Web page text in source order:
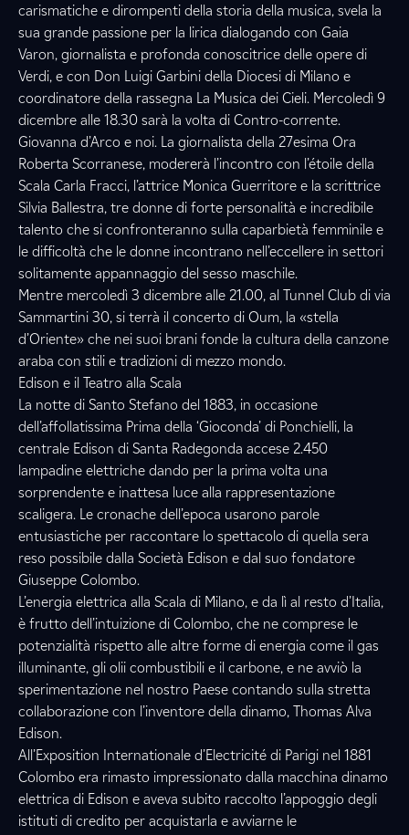
carismatiche e dirompenti della storia della musica, svela la
sua grande passione per la lirica dialogando con Gaia
Varon, giornalista e profonda conoscitrice delle opere di
Verdi, e con Don Luigi Garbini della Diocesi di Milano e
coordinatore della rassegna La Musica dei Cieli. Mercoledì 9
dicembre alle 18.30 sarà la volta di Contro-corrente.
Giovanna d’Arco e noi. La giornalista della 27esima Ora
Roberta Scorranese, modererà l’incontro con l’étoile della
Scala Carla Fracci, l’attrice Monica Guerritore e la scrittrice
Silvia Ballestra, tre donne di forte personalità e incredibile
talento che si confronteranno sulla caparbietà femminile e
le difficoltà che le donne incontrano nell’eccellere in settori
solitamente appannaggio del sesso maschile.
Mentre mercoledì 3 dicembre alle 21.00, al Tunnel Club di via
Sammartini 30, si terrà il concerto di Oum, la «stella
d’Oriente» che nei suoi brani fonde la cultura della canzone
araba con stili e tradizioni di mezzo mondo.
Edison e il Teatro alla Scala
La notte di Santo Stefano del 1883, in occasione
dell’affollatissima Prima della ‘Gioconda’ di Ponchielli, la
centrale Edison di Santa Radegonda accese 2.450
lampadine elettriche dando per la prima volta una
sorprendente e inattesa luce alla rappresentazione
scaligera. Le cronache dell’epoca usarono parole
entusiastiche per raccontare lo spettacolo di quella sera
reso possibile dalla Società Edison e dal suo fondatore
Giuseppe Colombo.
L’energia elettrica alla Scala di Milano, e da lì al resto d’Italia,
è frutto dell’intuizione di Colombo, che ne comprese le
potenzialità rispetto alle altre forme di energia come il gas
illuminante, gli olii combustibili e il carbone, e ne avviò la
sperimentazione nel nostro Paese contando sulla stretta
collaborazione con l’inventore della dinamo, Thomas Alva
Edison.
All’Exposition Internationale d’Electricité di Parigi nel 1881
Colombo era rimasto impressionato dalla macchina dinamo
elettrica di Edison e aveva subito raccolto l’appoggio degli
istituti di credito per acquistarla e avviarne le